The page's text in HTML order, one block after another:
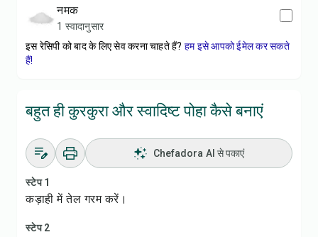
नमक
1 स्वादानुसार
इस रेसिपी को बाद के लिए सेव करना चाहते हैं? हम इसे आपको ईमेल कर सकते
हैं!
बहुत ही कुरकुरा और स्वादिष्ट पोहा कैसे बनाएं
Chefadora AI से पकाएं
स्टेप 1
कड़ाही में तेल गरम करें।
स्टेप 2